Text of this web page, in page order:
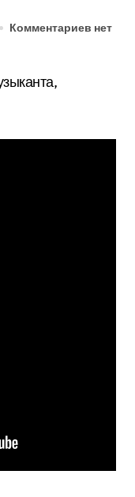
Комментариев нет